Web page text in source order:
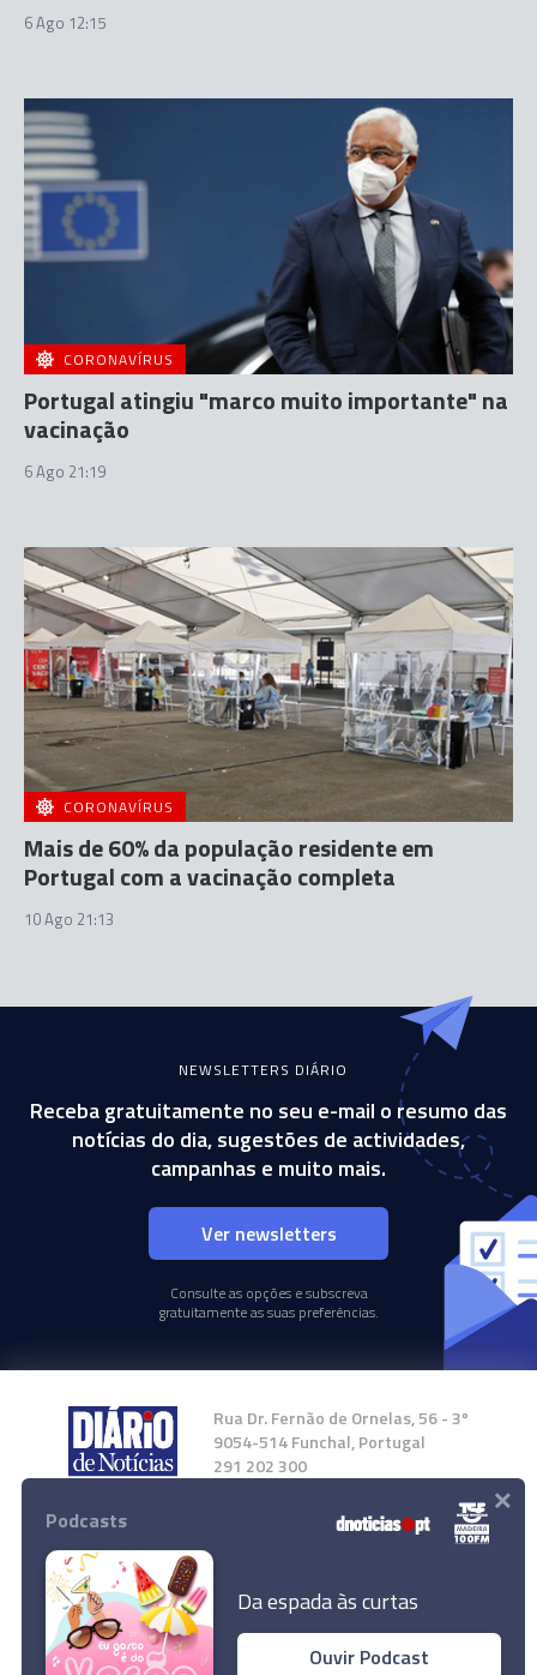
6 Ago 12:15
CORONAVÍRUS
Portugal atingiu "marco muito importante" na
vacinação
6 Ago 21:19
CORONAVÍRUS
Mais de 60% da população residente em
Portugal com a vacinação completa
10 Ago 21:13
NEWSLETTERS DIÁRIO
Receba gratuitamente no seu e-mail o resumo das
notícias do dia, sugestões de actividades,
campanhas e muito mais.
Ver newsletters
Consulte as opções e subscreva
gratuitamente as suas preferências.
Rua Dr. Fernão de Ornelas, 56 - 3º
9054-514 Funchal, Portugal
291 202 300
Instale a nossa App
Podcasts
Da espada às curtas
Ouvir Podcast
×